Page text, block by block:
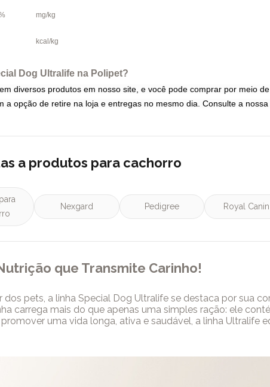
mg/kg
kcal/kg
Dog Ultralife na Polipet?
diversos produtos em nosso site, e você pode comprar por meio
a opção de retire na loja e entregas no mesmo dia. Consulte a nossa
a produtos para cachorro
Nexgard Pedigree Royal Canin
que Transmite Carinho!
pets, a linha Special Dog Ultralife se destaca por sua
carrega mais do que apenas uma simples ração: ele
uma vida longa, ativa e saudável, a linha
Essa combinação de cuidado, carinho e ciência resulta
prazer e bem-estar. Assim, cada porção se transforma
Ultralife é, sem dúvida, uma escolha pensada para garantir